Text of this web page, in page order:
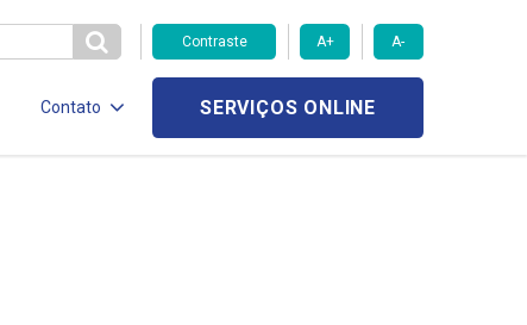
Contraste A+ A-
Contato SERVIÇOS ONLINE